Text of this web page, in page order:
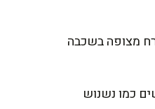
מצופה בשכבה
כמו נשנוש